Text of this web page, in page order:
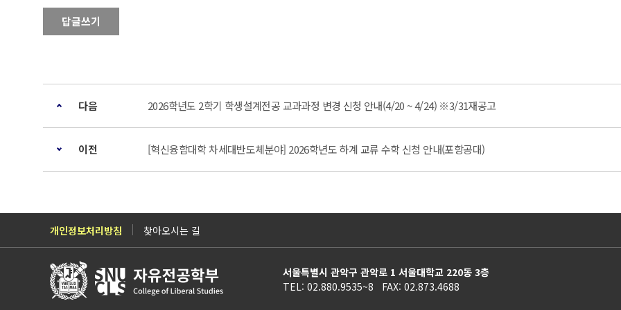
답글쓰기
다음 2026학년도 2학기 학생설계전공 교과과정 변경 신청 안내(4/20 ~ 4/24) ※3/31재공고
이전 [혁신융합대학 차세대반도체분야] 2026학년도 하계 교류 수학 신청 안내(포항공대)
개인정보처리방침 찾아오시는 길
서울특별시 관악구 관악로 1 서울대학교 220동 3층
TEL: 02.880.9535~8 FAX: 02.873.4688